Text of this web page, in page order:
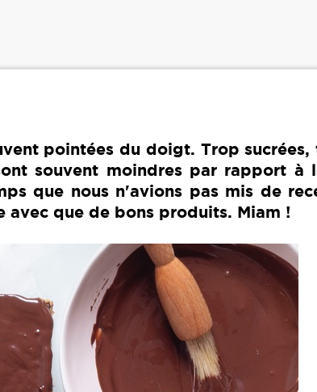
pointées du doigt. Trop sucrées,
souvent moindres par rapport à
que nous n'avions pas mis de
avec que de bons produits. Miam !